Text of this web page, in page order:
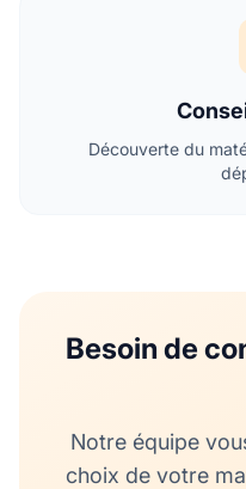
Découverte du
Besoin de
Notre équipe
choix de votre